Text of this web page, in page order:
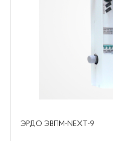
ЭРДО ЭВПМ-NEXT-9